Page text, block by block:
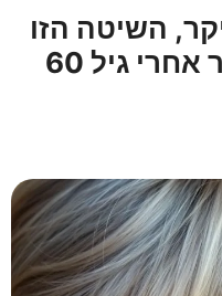
השיטה הזו
משנה את צבע השיער אחרי גיל 60